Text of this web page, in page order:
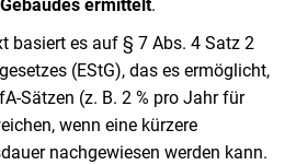
ermittelt.
basiert es auf § 7 Abs. 4 Satz 2
(EStG), das es ermöglicht,
Sätzen (z. B. 2 % pro Jahr für
wenn eine kürzere
nachgewiesen werden kann.